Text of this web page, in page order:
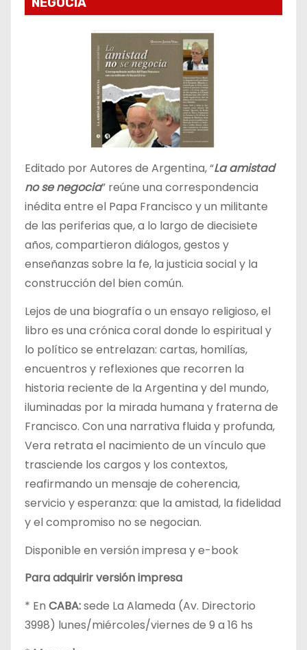
NEGOCIA
Editado por Autores de Argentina, “La amistad
no se negocia” reúne una correspondencia
inédita entre el Papa Francisco y un militante
de las periferias que, a lo largo de diecisiete
años, compartieron diálogos, gestos y
enseñanzas sobre la fe, la justicia social y la
construcción del bien común.
Lejos de una biografía o un ensayo religioso, el
libro es una crónica coral donde lo espiritual y
lo político se entrelazan: cartas, homilías,
encuentros y reflexiones que recorren la
historia reciente de la Argentina y del mundo,
iluminadas por la mirada humana y fraterna de
Francisco. Con una narrativa fluida y profunda,
Vera retrata el nacimiento de un vínculo que
trasciende los cargos y los contextos,
reafirmando un mensaje de coherencia,
servicio y esperanza: que la amistad, la fidelidad
y el compromiso no se negocian.
Disponible en versión impresa y e-book
Para adquirir versión impresa
* En CABA:sede La Alameda (Av. Directorio
3998) lunes/miércoles/viernes de 9 a 16 hs